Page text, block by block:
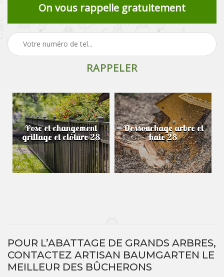
On vous rappelle gratuitement
Pose et changement
grillage et clôture 28
Dessouchage arbre et
haie 28
POUR L’ABATTAGE DE GRANDS ARBRES,
CONTACTEZ ARTISAN BAUMGARTEN LE
MEILLEUR DES BÛCHERONS